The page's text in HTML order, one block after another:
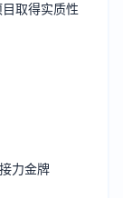
取得实质性
力金牌